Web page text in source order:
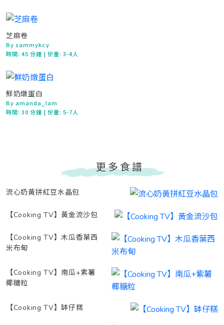
芝麻卷
By sammykcy
時間:45 分鐘 | 份量: 3-4人
鮮奶燉蛋白
By amanda_lam
時間:30 分鐘 | 份量: 5-7人
更多食譜
流心奶黃拼紅豆水晶包
【Cooking TV】黃金流沙包
【Cooking TV】木瓜香葉西
米布甸
【Cooking TV】南瓜+紫薯
椰糖粒
【Cooking TV】缽仔糕